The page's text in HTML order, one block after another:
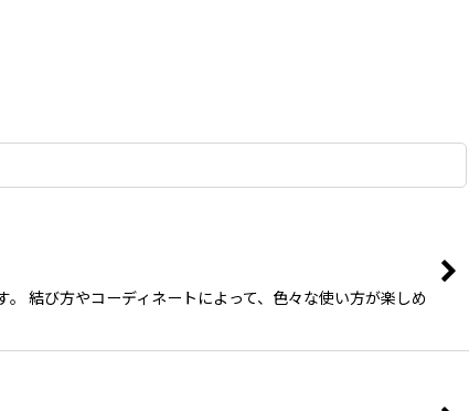
結び方やコーディネートによって、色々な使い方が楽しめ